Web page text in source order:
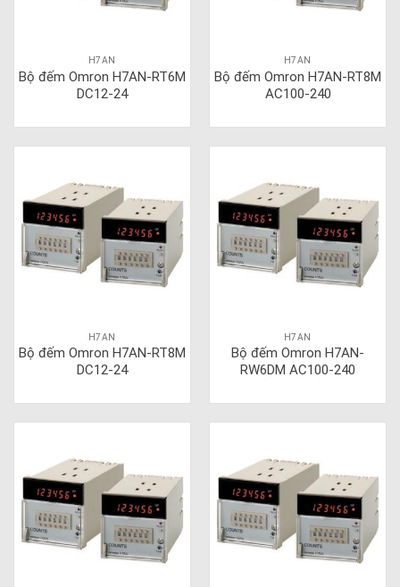
H7AN
Bộ đếm Omron H7AN-RT6M
DC12-24
H7AN
Bộ đếm Omron H7AN-RT8M
AC100-240
H7AN
Bộ đếm Omron H7AN-RT8M
DC12-24
H7AN
Bộ đếm Omron H7AN-
RW6DM AC100-240